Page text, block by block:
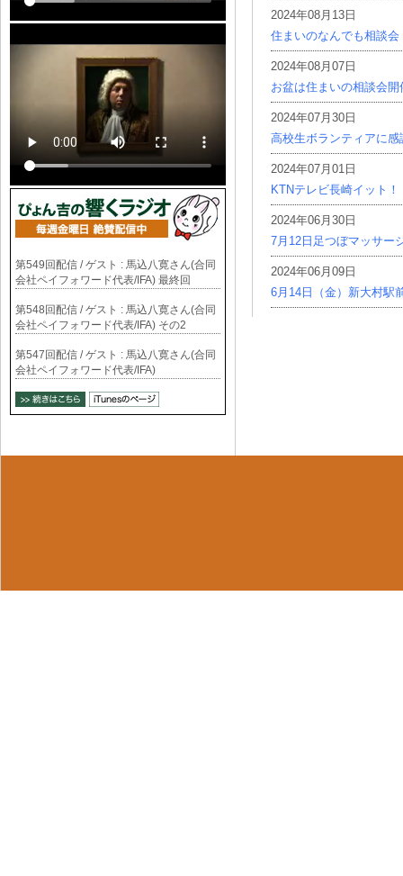
2024年08月13日
住まいのなんでも相談会
2024年08月07日
お盆は住まいの相談会開
2024年07月30日
高校生ボランティアに感
2024年07月01日
KTNテレビ長崎イット！
2024年06月30日
7月12日足つぼマッサー
2024年06月09日
6月14日（金）新大村駅
第549回配信 / ゲスト : 馬込八寛さん(合同
会社ペイフォワード代表/IFA) 最終回
第548回配信 / ゲスト : 馬込八寛さん(合同
会社ペイフォワード代表/IFA) その2
第547回配信 / ゲスト : 馬込八寛さん(合同
会社ペイフォワード代表/IFA)